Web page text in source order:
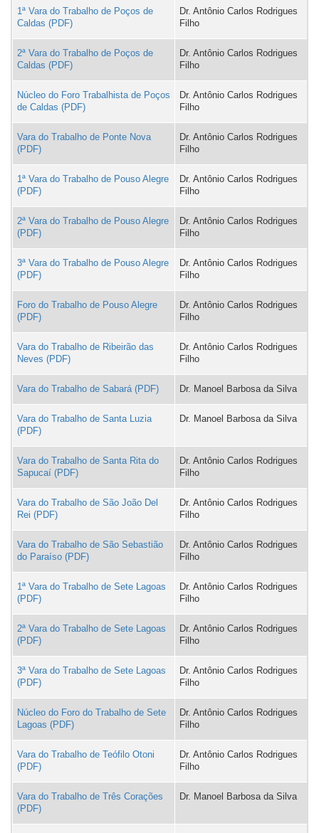
1ª Vara do Trabalho de Poços de
Caldas
Dr. Antônio Carlos Rodrigues
Filho
2ª Vara do Trabalho de Poços de
Caldas
Dr. Antônio Carlos Rodrigues
Filho
Núcleo do Foro Trabalhista de Poços
de Caldas
Dr. Antônio Carlos Rodrigues
Filho
Vara do Trabalho de Ponte Nova
Dr. Antônio Carlos Rodrigues
Filho
1ª Vara do Trabalho de Pouso Alegre
Dr. Antônio Carlos Rodrigues
Filho
2ª Vara do Trabalho de Pouso Alegre
Dr. Antônio Carlos Rodrigues
Filho
3ª Vara do Trabalho de Pouso Alegre
Dr. Antônio Carlos Rodrigues
Filho
Foro do Trabalho de Pouso Alegre
Dr. Antônio Carlos Rodrigues
Filho
Vara do Trabalho de Ribeirão das
Neves
Dr. Antônio Carlos Rodrigues
Filho
Vara do Trabalho de Sabará Dr. Manoel Barbosa da Silva
Vara do Trabalho de Santa Luzia Dr. Manoel Barbosa da Silva
Vara do Trabalho de Santa Rita do
Sapucaí
Dr. Antônio Carlos Rodrigues
Filho
Vara do Trabalho de São João Del
Rei
Dr. Antônio Carlos Rodrigues
Filho
Vara do Trabalho de São Sebastião
do Paraíso
Dr. Antônio Carlos Rodrigues
Filho
1ª Vara do Trabalho de Sete Lagoas
Dr. Antônio Carlos Rodrigues
Filho
2ª Vara do Trabalho de Sete Lagoas
Dr. Antônio Carlos Rodrigues
Filho
3ª Vara do Trabalho de Sete Lagoas
Dr. Antônio Carlos Rodrigues
Filho
Núcleo do Foro do Trabalho de Sete
Lagoas
Dr. Antônio Carlos Rodrigues
Filho
Vara do Trabalho de Teófilo Otoni
Dr. Antônio Carlos Rodrigues
Filho
Vara do Trabalho de Três Corações Dr. Manoel Barbosa da Silva